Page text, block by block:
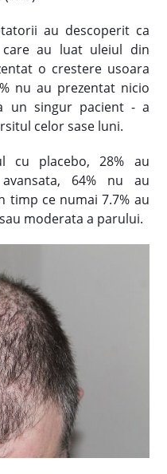
au descoperit ca
au luat uleiul din
o crestere usoara
nu au prezentat nicio
un singur pacient - a
celor sase luni.
cu placebo, 28% au
64% nu au
timp ce numai 7.7% au
moderata a parului.